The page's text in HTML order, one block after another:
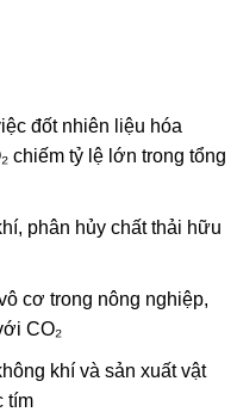
đốt nhiên liệu hóa
chiếm tỷ lệ lớn trong tổng
phân hủy chất thải hữu
cơ trong nông nghiệp,
CO₂
khí và sản xuất vật
tím